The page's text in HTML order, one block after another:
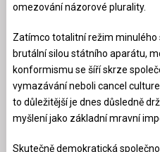
omezování názorové plurality.
Zatímco totalitní režim
brutální silou státního aparátu,
konformismu se šíří skrze
vymazávání neboli cancel
to důležitější je dnes důsledně
myšlení jako základní mravní
Skutečně demokratická